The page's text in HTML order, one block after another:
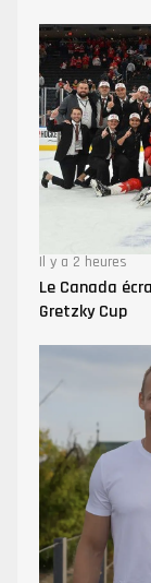
Il y a 2 heures
Le Canada
Gretzky Cup